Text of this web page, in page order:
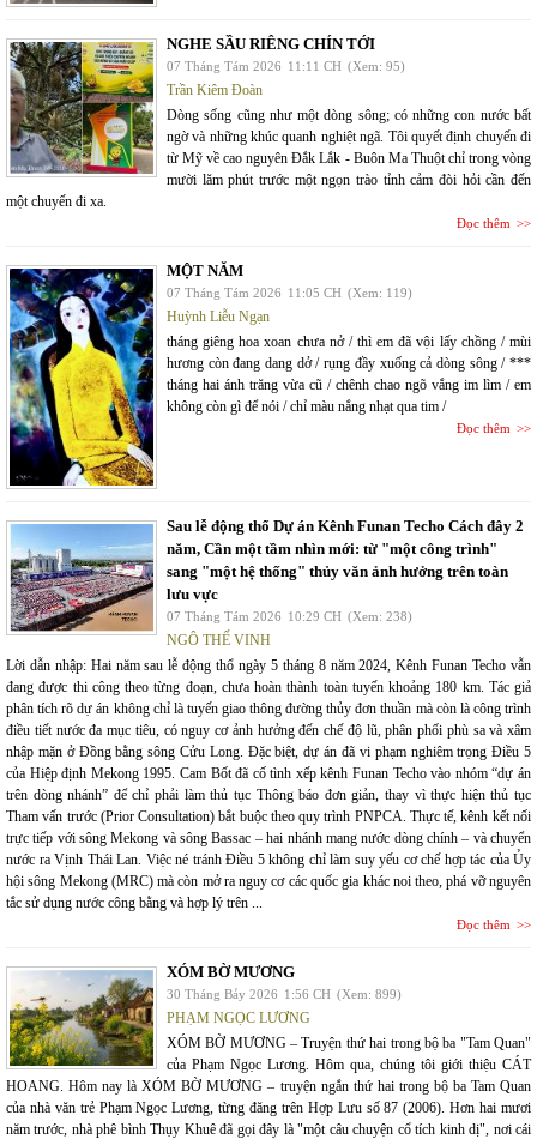
NGHE SẦU RIÊNG CHÍN TỚI
07 Tháng Tám 2026 11:11 CH (Xem: 95)
Trần Kiêm Đoàn
Dòng sống cũng như một dòng sông; có những con nước bất
ngờ và những khúc quanh nghiệt ngã. Tôi quyết định chuyến đi
từ Mỹ về cao nguyên Đắk Lắk - Buôn Ma Thuột chỉ trong vòng
mười lăm phút trước một ngọn trào tỉnh cảm đòi hỏi cần đến
một chuyến đi xa.
Đọc thêm
MỘT NĂM
07 Tháng Tám 2026 11:05 CH (Xem: 119)
Huỳnh Liễu Ngạn
tháng giêng hoa xoan chưa nở / thì em đã vội lấy chồng / mùi
hương còn đang dang dở / rụng đầy xuống cả dòng sông / ***
tháng hai ánh trăng vừa cũ / chênh chao ngõ vắng im lìm / em
không còn gì để nói / chỉ màu nắng nhạt qua tim /
Đọc thêm
Sau lễ động thổ Dự án Kênh Funan Techo Cách đây 2
năm, Cần một tầm nhìn mới: từ "một công trình"
sang "một hệ thống" thủy văn ảnh hưởng trên toàn
lưu vực
07 Tháng Tám 2026 10:29 CH (Xem: 238)
NGÔ THẾ VINH
Lời dẫn nhập: Hai năm sau lễ động thổ ngày 5 tháng 8 năm 2024, Kênh Funan Techo vẫn
đang được thi công theo từng đoạn, chưa hoàn thành toàn tuyến khoảng 180 km. Tác giả
phân tích rõ dự án không chỉ là tuyến giao thông đường thủy đơn thuần mà còn là công trình
điều tiết nước đa mục tiêu, có nguy cơ ảnh hưởng đến chế độ lũ, phân phối phù sa và xâm
nhập mặn ở Đồng bằng sông Cửu Long. Đặc biệt, dự án đã vi phạm nghiêm trọng Điều 5
của Hiệp định Mekong 1995. Cam Bốt đã cố tình xếp kênh Funan Techo vào nhóm “dự án
trên dòng nhánh” để chỉ phải làm thủ tục Thông báo đơn giản, thay vì thực hiện thủ tục
Tham vấn trước (Prior Consultation) bắt buộc theo quy trình PNPCA. Thực tế, kênh kết nối
trực tiếp với sông Mekong và sông Bassac – hai nhánh mang nước dòng chính – và chuyển
nước ra Vịnh Thái Lan. Việc né tránh Điều 5 không chỉ làm suy yếu cơ chế hợp tác của Ủy
hội sông Mekong (MRC) mà còn mở ra nguy cơ các quốc gia khác noi theo, phá vỡ nguyên
tắc sử dụng nước công bằng và hợp lý trên ...
Đọc thêm
XÓM BỜ MƯƠNG
30 Tháng Bảy 2026 1:56 CH (Xem: 899)
PHẠM NGỌC LƯƠNG
XÓM BỜ MƯƠNG – Truyện thứ hai trong bộ ba "Tam Quan"
của Phạm Ngọc Lương. Hôm qua, chúng tôi giới thiệu CÁT
HOANG. Hôm nay là XÓM BỜ MƯƠNG – truyện ngắn thứ hai trong bộ ba Tam Quan
của nhà văn trẻ Phạm Ngọc Lương, từng đăng trên Hợp Lưu số 87 (2006). Hơn hai mươi
năm trước, nhà phê bình Thụy Khuê đã gọi đây là "một câu chuyện cổ tích kinh dị", nơi cái